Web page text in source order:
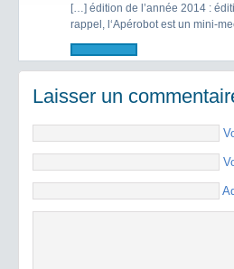
[…] édition de l’année 2014 :
rappel, l‘Apérobot est un mini-
Laisser un